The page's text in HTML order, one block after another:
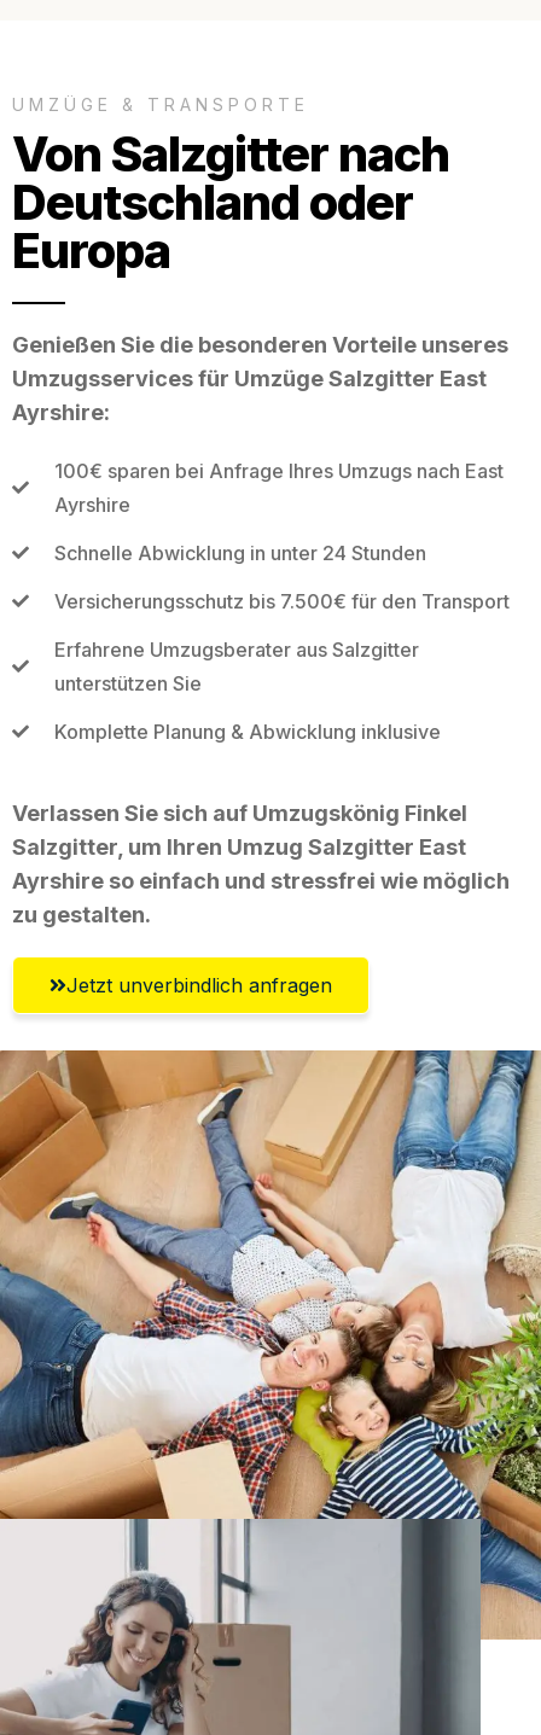
UMZÜGE & TRANSPORTE
Von Salzgitter nach
Deutschland oder
Europa
Genießen Sie die besonderen Vorteile unseres
Umzugsservices für Umzüge Salzgitter East
Ayrshire:
100€ sparen bei Anfrage Ihres Umzugs nach East
Ayrshire
Schnelle Abwicklung in unter 24 Stunden
Versicherungsschutz bis 7.500€ für den Transport
Erfahrene Umzugsberater aus Salzgitter
unterstützen Sie
Komplette Planung & Abwicklung inklusive
Verlassen Sie sich auf Umzugskönig Finkel
Salzgitter, um Ihren Umzug Salzgitter East
Ayrshire so einfach und stressfrei wie möglich
zu gestalten.
Jetzt unverbindlich anfragen